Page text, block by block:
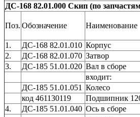
ДС-168 82.01.000 Скип (по
Поз. Обозначение Наименование
1. ДС-168 82.01.010 Корпус
2.
ДС-168 82.01.070 Затвор
3.
ДС-185 51.01.020 Вал в сборе
входит:
ДС-185 51.01.051 Колесо
код 461130119
Подшипник
4.
ДС-185 51.01.040 Ось в сборе